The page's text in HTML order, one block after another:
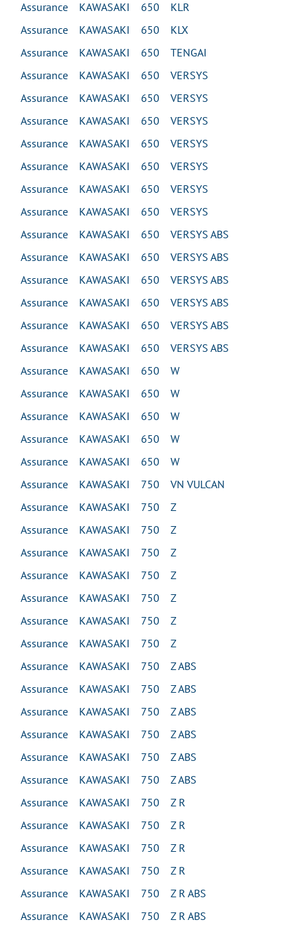
Assurance KAWASAKI 650 KLR
Assurance KAWASAKI 650 KLX
Assurance KAWASAKI 650 TENGAI
Assurance KAWASAKI 650 VERSYS
Assurance KAWASAKI 650 VERSYS
Assurance KAWASAKI 650 VERSYS
Assurance KAWASAKI 650 VERSYS
Assurance KAWASAKI 650 VERSYS
Assurance KAWASAKI 650 VERSYS
Assurance KAWASAKI 650 VERSYS
Assurance KAWASAKI 650 VERSYS ABS
Assurance KAWASAKI 650 VERSYS ABS
Assurance KAWASAKI 650 VERSYS ABS
Assurance KAWASAKI 650 VERSYS ABS
Assurance KAWASAKI 650 VERSYS ABS
Assurance KAWASAKI 650 VERSYS ABS
Assurance KAWASAKI 650 W
Assurance KAWASAKI 650 W
Assurance KAWASAKI 650 W
Assurance KAWASAKI 650 W
Assurance KAWASAKI 650 W
Assurance KAWASAKI 750 VN VULCAN
Assurance KAWASAKI 750 Z
Assurance KAWASAKI 750 Z
Assurance KAWASAKI 750 Z
Assurance KAWASAKI 750 Z
Assurance KAWASAKI 750 Z
Assurance KAWASAKI 750 Z
Assurance KAWASAKI 750 Z
Assurance KAWASAKI 750 Z ABS
Assurance KAWASAKI 750 Z ABS
Assurance KAWASAKI 750 Z ABS
Assurance KAWASAKI 750 Z ABS
Assurance KAWASAKI 750 Z ABS
Assurance KAWASAKI 750 Z ABS
Assurance KAWASAKI 750 Z R
Assurance KAWASAKI 750 Z R
Assurance KAWASAKI 750 Z R
Assurance KAWASAKI 750 Z R
Assurance KAWASAKI 750 Z R ABS
Assurance KAWASAKI 750 Z R ABS